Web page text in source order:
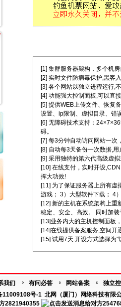
[1] 集群服务器架构，多个机
[2] 实时文件防病毒保护,黑客
[3] 各个网站以独立进程运行,
[4] 功能强大控制面板,可以直
[5] 提供WEB上传文件、恢复
设置、ip限制、虚拟目录、错
[6] 无障碍技术支持：
碍。
[7] 每3分钟自动访问网站一次
[8] 自动每3天备份一次数据,
[9] 采用独特的第六代高级虚
[10] 在线支付，实时开设
挥大功效!
[11] 为了保证服务器上所有虚
游戏； 3）大型软件下载； 4
[12] 新的主机在系统架构上重
稳定、安全、高效。 同时加
[13]业务内大的主机控制面板
[14]在线提供备案服务,空间开
[15] 试用7天.开设方式选择为"
我们 有问必答 网站备案
独立
11009108号-1 北网（厦门）网络科技有限
2821940355